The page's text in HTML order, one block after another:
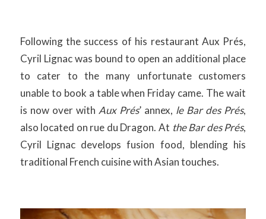
Following the success of his restaurant Aux Prés,
Cyril Lignac was bound to open an additional place
to cater to the many unfortunate customers
unable to book a table when Friday came. The wait
is now over with Aux Prés’ annex, le Bar des Prés,
also located on rue du Dragon. At the Bar des Prés,
Cyril Lignac develops fusion food, blending his
traditional French cuisine with Asian touches.